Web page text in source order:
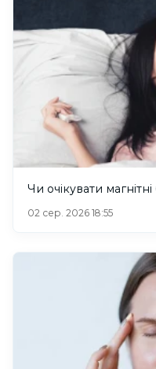
Чи очікувати
02 сер. 2026 18:55